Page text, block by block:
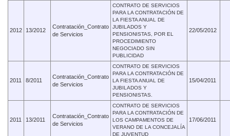
2012 13/2012
Contratación_Contrato
de Servicios
CONTRATO DE SERVICIOS
PARA LA CONTRATACIÓN DE
LA FIESTA ANUAL DE
JUBILADOS Y
PENSIONISTAS, POR EL
PROCEDIMIENTO
NEGOCIADO SIN
PUBLICIDAD
22/05/2012
2011 8/2011
Contratación_Contrato
de Servicios
CONTRATO DE SERVICIOS
PARA LA CONTRATACIÓN DE
LA FIESTA ANUAL DE
JUBILADOS Y
PENSIONISTAS.
15/04/2011
2011 13/2011
Contratación_Contrato
de Servicios
CONTRATO DE SERVICIOS
PARA LA CONTRATACIÓN DE
LOS CAMPAMENTOS DE
VERANO DE LA CONCEJALÍA
DE JUVENTUD
17/06/2011